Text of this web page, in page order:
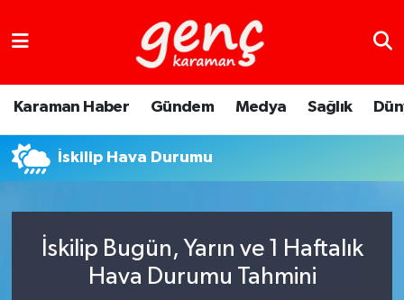
Karaman Haber Gündem Medya Sağlık
İskilip Hava Durumu
İskilip Bugün, Yarın ve 1 Haftalık
Hava Durumu Tahmini